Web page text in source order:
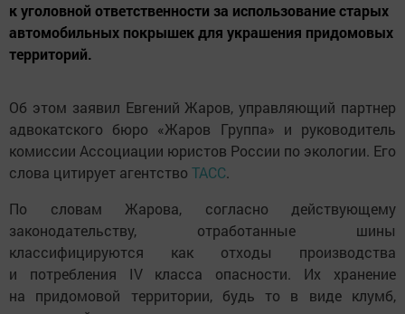
к уголовной ответственности за использование старых
автомобильных покрышек для украшения придомовых
территорий.
Об этом заявил Евгений Жаров, управляющий партнер
адвокатского бюро «Жаров Группа» и руководитель
комиссии Ассоциации юристов России по экологии. Его
слова цитирует агентство ТАСС.
По словам Жарова, согласно действующему
законодательству, отработанные шины
классифицируются как отходы производства
и потребления IV класса опасности. Их хранение
на придомовой территории, будь то в виде клумб,